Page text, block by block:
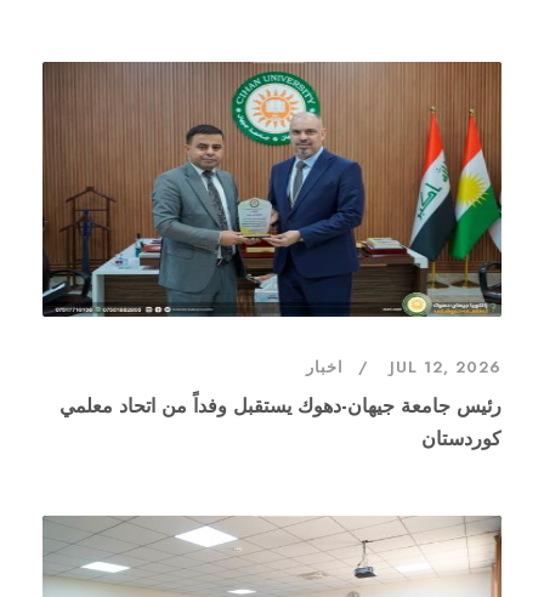
JUL 12, 2026 اخبار
رئيس جامعة جيهان-دهوك يستقبل وفداً من اتحاد معلمي
كوردستان